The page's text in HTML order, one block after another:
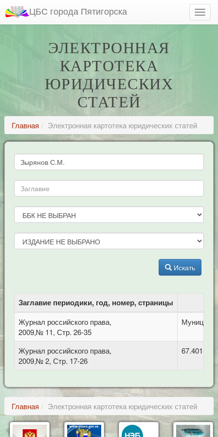
ЦБС города Пятигорска
ЭЛЕКТРОННАЯ
КАРТОТЕКА
ЮРИДИЧЕСКИХ
СТАТЕЙ
Главная Электронная картотека юридических статей
Искать
Заглавие периодики, год, номер, страницы
Журнал российского права,
2009,№ 11, Стр. 26-35
Журнал российского права,
2009,№ 2, Стр. 17-26
67.401
Главная Электронная картотека юридических статей